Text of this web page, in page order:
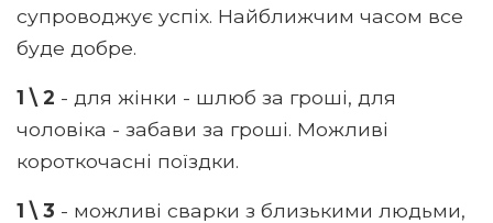
супроводжує успіх. Найближчим часом все
буде добре.
1 \ 2 - для жінки - шлюб за гроші, для
чоловіка - забави за гроші. Можливі
короткочасні поїздки.
1 \ 3 - можливі сварки з близькими людьми,